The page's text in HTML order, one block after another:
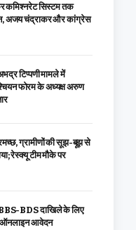
कमिश्नरेट सिस्टम तक
अजय चंद्राकर और कांग्रेस
टिप्पणी मामले में
फोरम के अध्यक्ष अरुण
ग्रामीणों की सूझ-बूझ से
रेस्क्यू टीम मौके पर
BDS दाखिले के लिए
आवेदन